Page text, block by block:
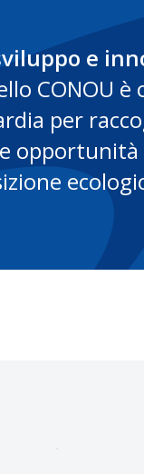
e
CONOU è
per
opportunità